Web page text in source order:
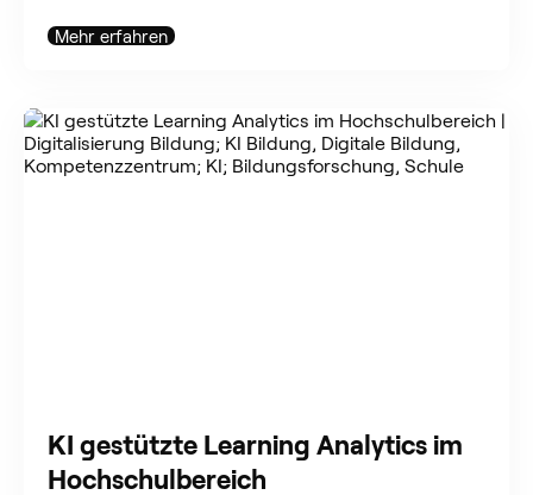
Mehr erfahren
KI gestützte Learning Analytics im
Hochschulbereich